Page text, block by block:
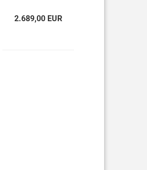
2.689,00 EUR